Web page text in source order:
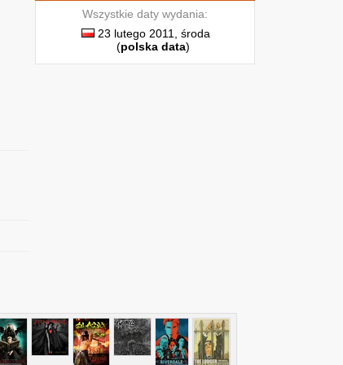
Wszystkie daty wydania:
23 lutego 2011, środa
(polska data)